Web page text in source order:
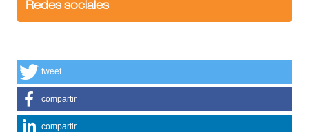
Redes sociales
tweet
compartir
compartir